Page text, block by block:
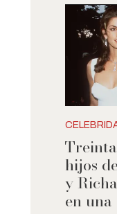
hijos
y
en